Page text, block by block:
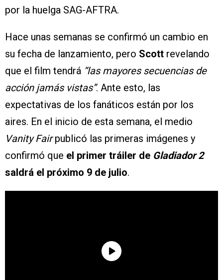
por la huelga SAG-AFTRA.
Hace unas semanas se confirmó un cambio en
su fecha de lanzamiento, pero Scott revelando
que el film tendrá “las mayores secuencias de
acción jamás vistas”. Ante esto, las
expectativas de los fanáticos están por los
aires. En el inicio de esta semana, el medio
Vanity Fairpublicó las primeras imágenes y
confirmó que el primer tráiler de Gladiador 2
saldrá el próximo 9 de julio.